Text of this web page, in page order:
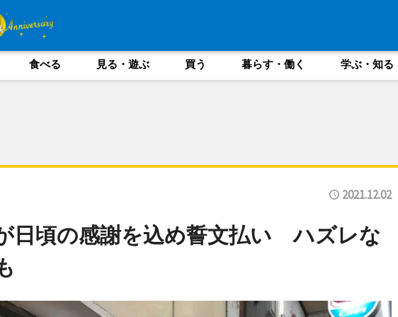
食べる 見る・遊ぶ 買う 暮らす・働く 学ぶ・知る
2021.12.02
日頃の感謝を込め誓文払い ハズレな